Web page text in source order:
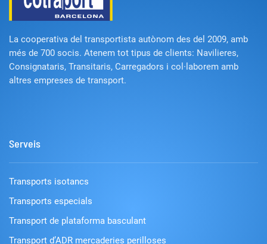
La cooperativa del transportista autònom des del 2009, amb
més de 700 socis. Atenem tot tipus de clients: Navilieres,
Consignataris, Transitaris, Carregadors i col·laborem amb
altres empreses de transport.
Serveis
Transports isotancs
Transports especials
Transport de plataforma basculant
Transport d’ADR mercaderies perilloses